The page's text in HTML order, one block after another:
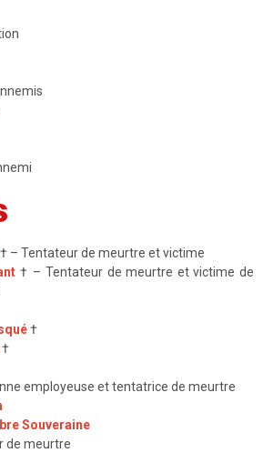
† – Tentateur de meurtre et victime
† – Tentateur de meurtre et victime de
†
†
employeuse et tentatrice de meurtre
Souveraine
de meurtre